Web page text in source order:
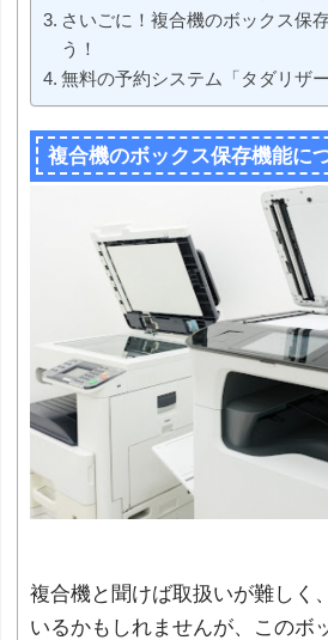
さいごに！複合機のボックス保
う！
無料の予約システム「タダリザー
複合機のボックス保存機能に
複合機と聞けば取扱いが難しく
いるかもしれませんが、このボ